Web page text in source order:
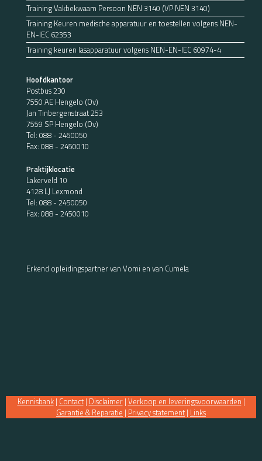
Training Vakbekwaam Persoon NEN 3140 (VP NEN 3140)
Training Keuren medische apparatuur en toestellen volgens NEN-
EN-IEC 62353
Training keuren lasapparatuur volgens NEN-EN-IEC 60974-4
Hoofdkantoor
Postbus 230
7550 AE Hengelo (Ov)
Jan Tinbergenstraat 253
7559 SP Hengelo (Ov)
Tel: 088 - 2450050
Fax: 088 - 2450010
Praktijklocatie
Lakerveld 10
4128 LJ Lexmond
Tel: 088 - 2450050
Fax: 088 - 2450010
Erkend opleidingspartner van Vomi en van Cumela
Kennisbank| Contact| Disclaimer| Verkoop en leveringsvoorwaarden |
Garantie & Reparatie | Privacy statement | Links